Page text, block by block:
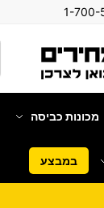
מכונות כביסה
במבצע